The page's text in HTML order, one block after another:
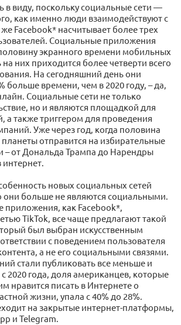
в виду, поскольку социальные сети —
как именно люди взаимодействуют с
Facebook* насчитывает более трех
Социальные приложения
экранного времени мобильных
на них приходится более четверти всего
На сегодняшний день они
больше времени, чем в 2020 году, – да,
Социальные сети не только
но и являются площадкой для
а также триггером для проведения
Уже через год, когда половина
отправится на избирательные
– от Дональда Трампа до Нарендры
новых социальных сетей
они больше не являются социальными.
приложения, как Facebook*,
TikTok, все чаще предлагают такой
был выбран искусственным
с поведением пользователя
а не его социальными связями.
стали публиковать все меньше и
2020 года, доля американцев, которые
нравится писать в Интернете о
жизни, упала с 40% до 28%.
на закрытые интернет-платформы,
и Telegram.